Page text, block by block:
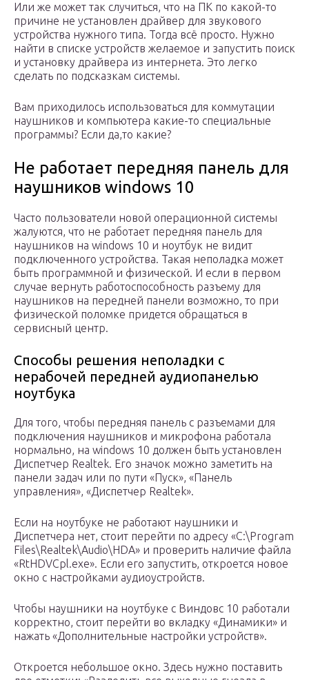
Или же может так случиться, что на ПК по какой-то
причине не установлен драйвер для звукового
устройства нужного типа. Тогда всё просто. Нужно
найти в списке устройств желаемое и запустить поиск
и установку драйвера из интернета. Это легко
сделать по подсказкам системы.
Вам приходилось использоваться для коммутации
наушников и компьютера какие-то специальные
программы? Если да,то какие?
Не работает передняя панель для
наушников windows 10
Часто пользователи новой операционной системы
жалуются, что не работает передняя панель для
наушников на windows 10 и ноутбук не видит
подключенного устройства. Такая неполадка может
быть программной и физической. И если в первом
случае вернуть работоспособность разъему для
наушников на передней панели возможно, то при
физической поломке придется обращаться в
сервисный центр.
Способы решения неполадки с
нерабочей передней аудиопанелью
ноутбука
Для того, чтобы передняя панель с разъемами для
подключения наушников и микрофона работала
нормально, на windows 10 должен быть установлен
Диспетчер Realtek. Его значок можно заметить на
панели задач или по пути «Пуск», «Панель
управления», «Диспетчер Realtek».
Если на ноутбуке не работают наушники и
Диспетчера нет, стоит перейти по адресу «C:\Program
Files\Realtek\Audio\HDA» и проверить наличие файла
«RtHDVCpl.exe». Если его запустить, откроется новое
окно с настройками аудиоустройств.
Чтобы наушники на ноутбуке с Виндовс 10 работали
корректно, стоит перейти во вкладку «Динамики» и
нажать «Дополнительные настройки устройств».
Откроется небольшое окно. Здесь нужно поставить